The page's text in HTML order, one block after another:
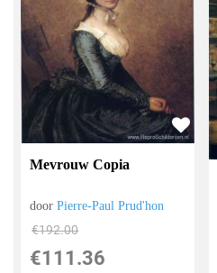
Mevrouw Copia
doorPierre-Paul Prud'hon
€192.00
€111.36